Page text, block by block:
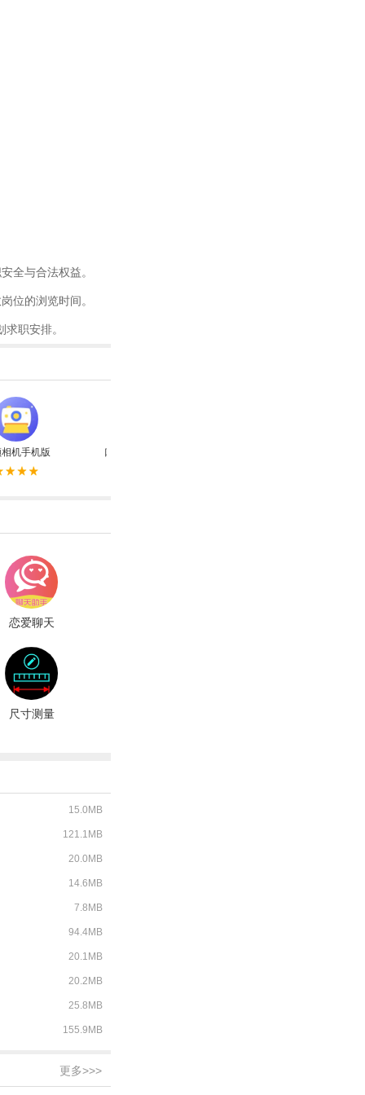
全与合法权益。
位的浏览时间。
职安排。
相机手机版 口香糖女孩乳液3无敌版
恋爱聊天
尺寸测量
15.0MB
121.1MB
20.0MB
14.6MB
7.8MB
94.4MB
20.1MB
20.2MB
25.8MB
155.9MB
更多>>>